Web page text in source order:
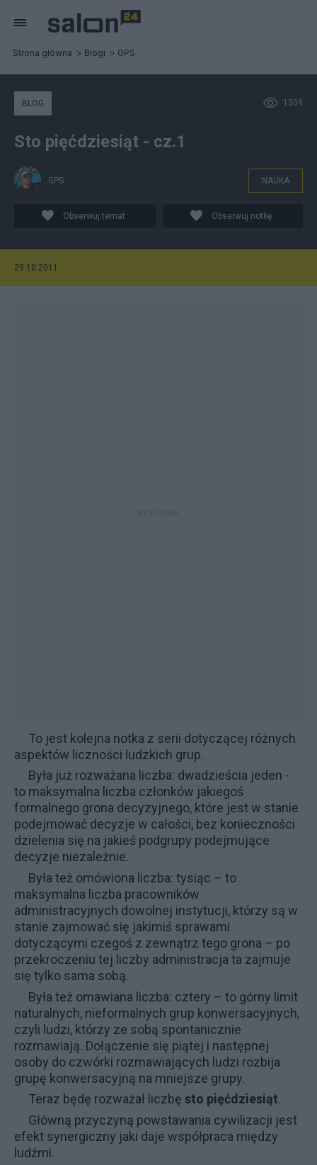
Strona główna Blogi GPS
1309
BLOG
Sto pięćdziesiąt - cz.1
GPS NAUKA
Obserwuj temat Obserwuj notkę
29.10.2011
To jest kolejna notka z serii dotyczącej różnych
aspektów liczności ludzkich grup.
Była już rozważana liczba: dwadzieścia jeden -
to maksymalna liczba członków jakiegoś
formalnego grona decyzyjnego, które jest w stanie
podejmować decyzje w całości, bez konieczności
dzielenia się na jakieś podgrupy podejmujące
decyzje niezależnie.
Była też omówiona liczba: tysiąc – to
maksymalna liczba pracowników
administracyjnych dowolnej instytucji, którzy są w
stanie zajmować się jakimiś sprawami
dotyczącymi czegoś z zewnątrz tego grona – po
przekroczeniu tej liczby administracja ta zajmuje
się tylko sama sobą.
Była też omawiana liczba: cztery – to górny limit
naturalnych, nieformalnych grup konwersacyjnych,
czyli ludzi, którzy ze sobą spontanicznie
rozmawiają. Dołączenie się piątej i następnej
osoby do czwórki rozmawiających ludzi rozbija
grupę konwersacyjną na mniejsze grupy.
Teraz będę rozważał liczbę sto pięćdziesiąt.
Główną przyczyną powstawania cywilizacji jest
efekt synergiczny jaki daje współpraca między
ludźmi.